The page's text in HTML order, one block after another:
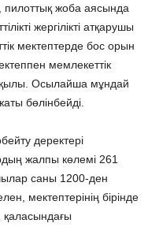
пилоттық жоба аясында
жергілікті атқарушы
мектептерде бос орын
мемлекеттік
Осылайша мұндай
бөлінбейді.
деректері
жалпы көлемі 261
саны 1200-ден
мектептерінің бірінде
қаласындағы